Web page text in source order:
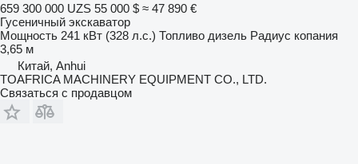
659 300 000 UZS 55 000 $ ≈ 47 890 €
Гусеничный экскаватор
Мощность 241 кВт (328 л.с.) Топливо дизель Радиус копания
3,65 м
Китай, Anhui
TOAFRICA MACHINERY EQUIPMENT CO., LTD.
Связаться с продавцом